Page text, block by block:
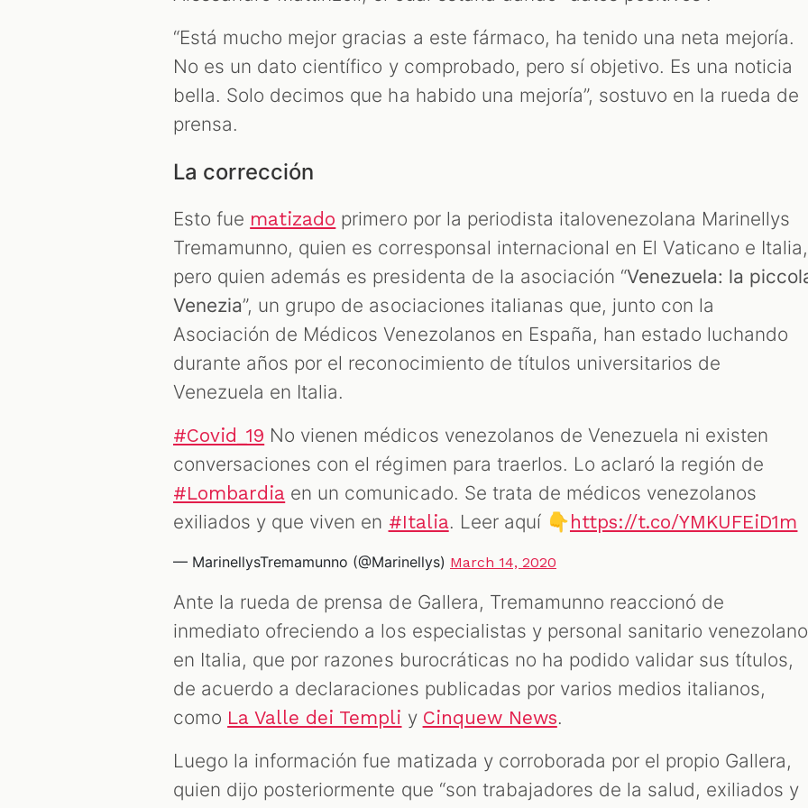
“Está mucho mejor gracias a este fármaco, ha tenido una neta mejoría.
No es un dato científico y comprobado, pero sí objetivo. Es una noticia
bella. Solo decimos que ha habido una mejoría”, sostuvo en la rueda de
prensa.
La corrección
Esto fue matizado primero por la periodista italovenezolana Marinellys
Tremamunno, quien es corresponsal internacional en El Vaticano e Italia,
pero quien además es presidenta de la asociación “Venezuela: la
Venezia”, un grupo de asociaciones italianas que, junto con la
Asociación de Médicos Venezolanos en España, han estado luchando
durante años por el reconocimiento de títulos universitarios de
Venezuela en Italia.
#Covid_19 No vienen médicos venezolanos de Venezuela ni existen
conversaciones con el régimen para traerlos. Lo aclaró la región de
#Lombardia en un comunicado. Se trata de médicos venezolanos
exiliados y que viven en #Italia. Leer aquí 👇 https://t.co/YMKUFEiD1m
— MarinellysTremamunno (@Marinellys) March 14, 2020
Ante la rueda de prensa de Gallera, Tremamunno reaccionó de
inmediato ofreciendo a los especialistas y personal sanitario venezolano
en Italia, que por razones burocráticas no ha podido validar sus títulos,
de acuerdo a declaraciones publicadas por varios medios italianos,
como La Valle dei Templi y Cinquew News.
Luego la información fue matizada y corroborada por el propio Gallera,
quien dijo posteriormente que “son trabajadores de la salud, exiliados y